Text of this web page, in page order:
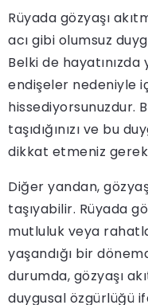
Rüyada gözyaşı
acı gibi olumsuz
Belki de hayatınızda
endişeler nedeniyle
hissediyorsunuzdur.
taşıdığınızı ve bu
dikkat etmeniz
Diğer yandan,
taşıyabilir. Rüyada
mutluluk veya
yaşandığı bir
durumda, gözyaşı
duygusal özgürlüğü